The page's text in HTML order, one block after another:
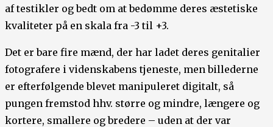
af testikler og bedt om at bedømme deres æstetiske
kvaliteter på en skala fra -3 til +3.
Det er bare fire mænd, der har ladet deres genitalier
fotografere i videnskabens tjeneste, men billederne
er efterfølgende blevet manipuleret digitalt, så
pungen fremstod hhv. større og mindre, længere og
kortere, smallere og bredere – uden at der var